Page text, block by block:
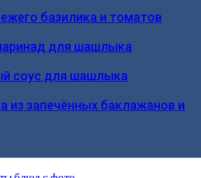
базилика и томатов
для шашлыка
соус для шашлыка
из запечённых баклажанов и